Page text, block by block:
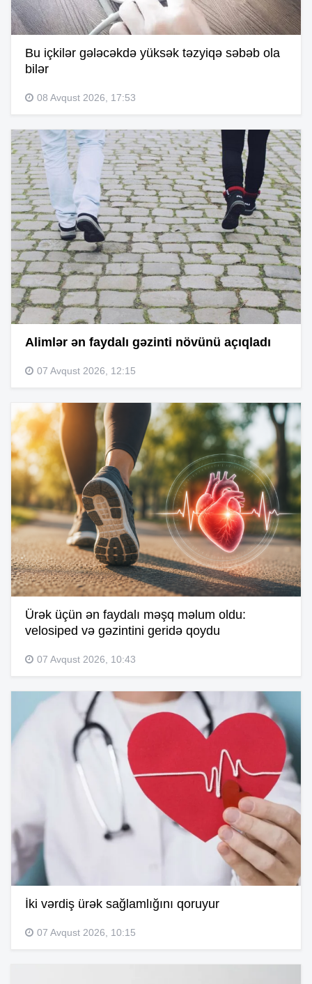
Bu içkilər gələcəkdə yüksək təzyiqə səbəb ola
bilər
08 Avqust 2026, 17:53
Alimlər ən faydalı gəzinti növünü açıqladı
07 Avqust 2026, 12:15
Ürək üçün ən faydalı məşq məlum oldu:
velosiped və gəzintini geridə qoydu
07 Avqust 2026, 10:43
İki vərdiş ürək sağlamlığını qoruyur
07 Avqust 2026, 10:15